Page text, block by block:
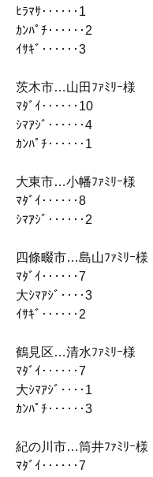
ﾋﾗﾏｻ‥‥‥1
ｶﾝﾊﾟﾁ‥‥‥2
ｲｻｷﾞ‥‥‥3
茨木市…山田ﾌｧﾐﾘｰ様
ﾏﾀﾞｲ‥‥‥10
ｼﾏｱｼﾞ‥‥‥4
ｶﾝﾊﾟﾁ‥‥‥1
大東市…小幡ﾌｧﾐﾘｰ様
ﾏﾀﾞｲ‥‥‥8
ｼﾏｱｼﾞ‥‥‥2
四條畷市…島山ﾌｧﾐﾘｰ様
ﾏﾀﾞｲ‥‥‥7
大ｼﾏｱｼﾞ‥‥3
ｲｻｷﾞ‥‥‥2
鶴見区…清水ﾌｧﾐﾘｰ様
ﾏﾀﾞｲ‥‥‥7
大ｼﾏｱｼﾞ‥‥1
ｶﾝﾊﾟﾁ‥‥‥3
紀の川市…筒井ﾌｧﾐﾘｰ様
ﾏﾀﾞｲ‥‥‥7